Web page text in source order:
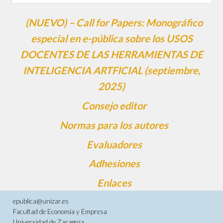
(NUEVO) – Call for Papers: Monográfico
especial en e-pública sobre los USOS
DOCENTES DE LAS HERRAMIENTAS DE
INTELIGENCIA ARTFICIAL (septiembre,
2025)
Consejo editor
Normas para los autores
Evaluadores
Adhesiones
Enlaces
epublica@unizar.es
Facultad de Economía y Empresa